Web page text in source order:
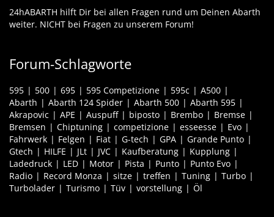
24hABARTH hilft Dir bei allen Fragen rund um Deinen Abarth
weiter. NICHT bei Fragen zu unserem Forum!
Forum-Schlagworte
595 500 695 595 Competizione 595c
A500
Abarth
Abarth 124 Spider Abarth 500
Abarth 595
Akrapovic
APE Auspuff biposto Brembo
Bremse
Bremsen
Chiptuning competizione esseesse
Evo
Fahrwerk
Felgen Fiat G-tech GPA
Grande Punto
Gtech
HILFE JLt JVC Kaufberatung
Kupplung
Ladedruck
LED Motor Pista Punto
Punto Evo
Radio
Record Monza sitze treffen Tuning
Turbo
Turbolader
Turismo Tüv vorstellung Öl